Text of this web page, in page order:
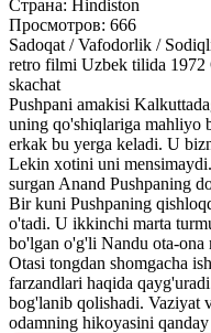
Страна: Hindiston
Просмотров: 666
Sadoqat / Vafodorlik /
retro filmi Uzbek tilida
skachat
Pushpani amakisi
uning qo'shiqlariga mahliyo
erkak bu yerga keladi. U
Lekin xotini uni
surgan Anand Pushpaning
Bir kuni Pushpaning
o'tadi. U ikkinchi marta
bo'lgan o'g'li Nandu ota-ona
Otasi tongdan shomgacha
farzandlari haqida
bog'lanib qolishadi. Vaziyat
odamning hikoyasini